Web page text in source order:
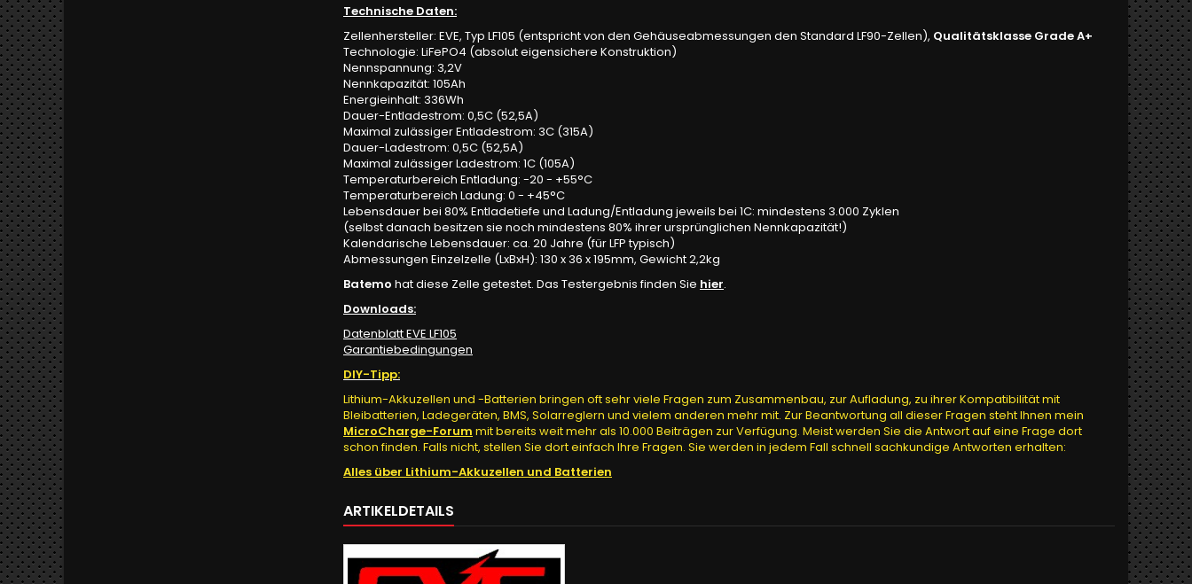
Technische Daten:
Zellenhersteller: EVE, Typ LF105 (entspricht von den Gehäuseabmessungen den Standard LF90-Zellen), Qualitätsklasse Grade A+
Technologie: LiFePO4 (absolut eigensichere Konstruktion)
Nennspannung: 3,2V
Nennkapazität: 105Ah
Energieinhalt: 336Wh
Dauer-Entladestrom: 0,5C (52,5A)
Maximal zulässiger Entladestrom: 3C (315A)
Dauer-Ladestrom: 0,5C (52,5A)
Maximal zulässiger Ladestrom: 1C (105A)
Temperaturbereich Entladung: -20 - +55°C
Temperaturbereich Ladung: 0 - +45°C
Lebensdauer bei 80% Entladetiefe und Ladung/Entladung jeweils bei 1C: mindestens 3.000 Zyklen
(selbst danach besitzen sie noch mindestens 80% ihrer ursprünglichen Nennkapazität!)
Kalendarische Lebensdauer: ca. 20 Jahre (für LFP typisch)
Abmessungen Einzelzelle (LxBxH): 130 x 36 x 195mm, Gewicht 2,2kg
Batemo hat diese Zelle getestet. Das Testergebnis finden Sie hier.
Downloads:
Datenblatt EVE LF105
Garantiebedingungen
DIY-Tipp:
Lithium-Akkuzellen und -Batterien bringen oft sehr viele Fragen zum Zusammenbau, zur Aufladung, zu ihrer Kompatibilität mit
Bleibatterien, Ladegeräten, BMS, Solarreglern und vielem anderen mehr mit. Zur Beantwortung all dieser Fragen steht Ihnen mein
MicroCharge-Forum mit bereits weit mehr als 10.000 Beiträgen zur Verfügung. Meist werden Sie die Antwort auf eine Frage dort
schon finden. Falls nicht, stellen Sie dort einfach Ihre Fragen. Sie werden in jedem Fall schnell sachkundige Antworten erhalten:
Alles über Lithium-Akkuzellen und Batterien
ARTIKELDETAILS